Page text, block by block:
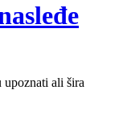
ali šira